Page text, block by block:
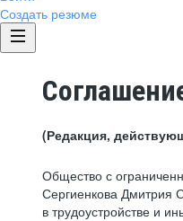
Создать резюме
(Редакция,
Общество с
Сергиенкова Дмитрия
в трудоустройстве и